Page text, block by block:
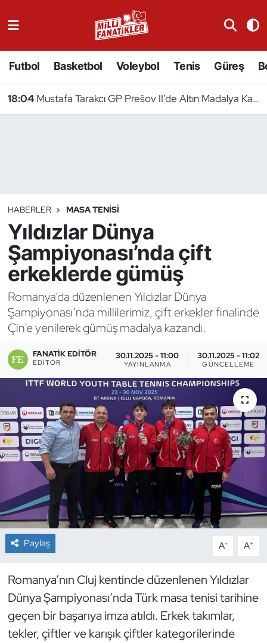
Futbol Basketbol Voleybol Tenis Güreş
18:04 Mustafa Tarakcı GP Prešov II’de Altın Madalya Kazandı
HABERLER MASA TENISI
Yıldızlar Dünya
Şampiyonası’nda çift
erkeklerde gümüş
Romanya’da düzenlenen Yıldızlar Dünya
Şampiyonası’nda millilerimiz, çift erkekler finalinde
Çin’e yenilerek gümüş madalya kazandı.
FANATIK EDITÖR
EDITÖR
30.11.2025 - 11:00
YAYINLANMA
30.11.2025 - 11:02
GÜNCELLEME
Paylaş A- A+
Romanya’nın Cluj kentinde düzenlenen Yıldızlar
Dünya Şampiyonası’nda Türk masa tenisi tarihine
geçen bir başarıya imza atıldı. Erkek takımlar,
tekler, çiftler ve karışık çiftler kategorilerinde
Badminton
Binicilik
Bisiklet
Bocce Bowling Dart
Boks
Briç
Buz Hokeyi
Buz Pateni
Çim Hokeyi
Cimnastik
Curling
Dağcılık
Dövüş Sanatı
E-Spor